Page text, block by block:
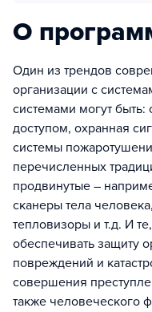
О
Один из трендов
организации с
системами могут
доступом, охранная
системы
перечисленных
продвинутые –
сканеры тела
тепловизоры и т.д. И
обеспечивать защиту
повреждений и
совершения
также человеческого